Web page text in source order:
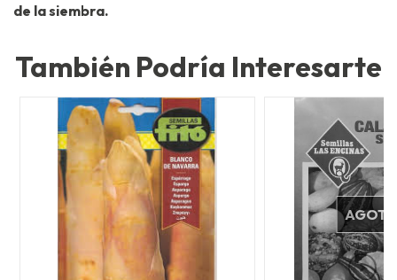
de la siembra.
También Podría Interesarte